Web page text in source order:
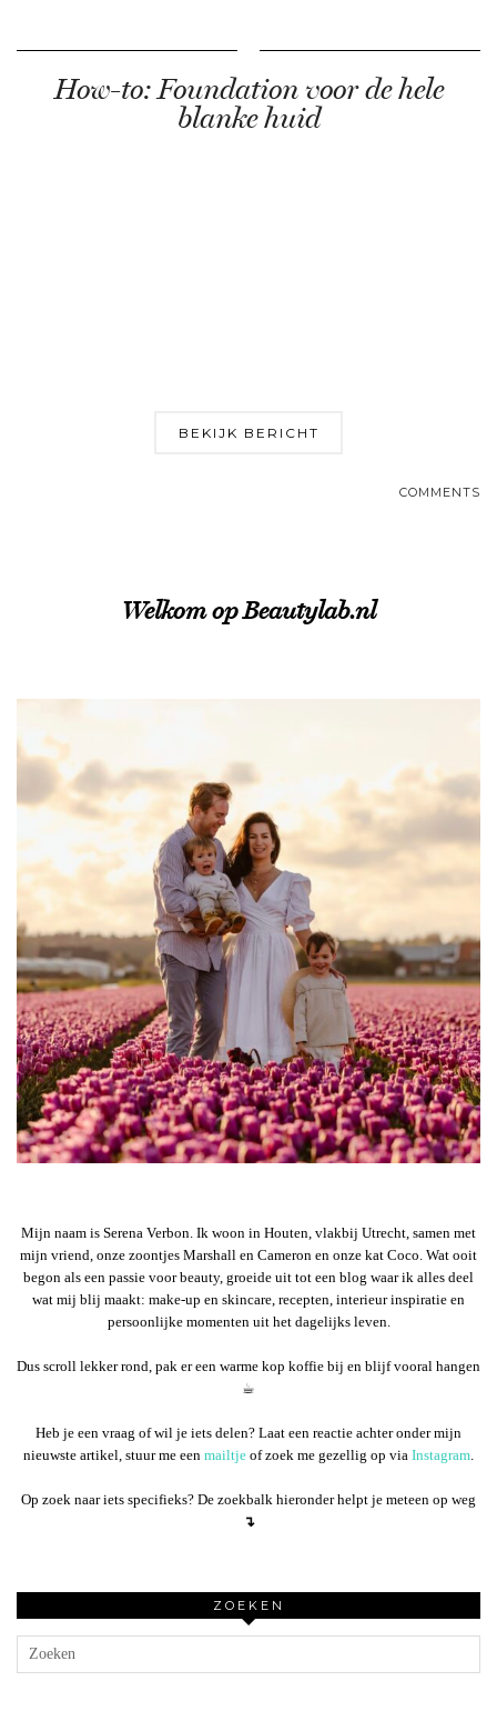
How-to: Foundation voor de hele
blanke huid
BEKIJK BERICHT
COMMENTS
Welkom op Beautylab.nl
Mijn naam is Serena Verbon. Ik woon in Houten, vlakbij Utrecht, samen met
mijn vriend, onze zoontjes Marshall en Cameron en onze kat Coco. Wat ooit
begon als een passie voor beauty, groeide uit tot een blog waar ik alles deel
wat mij blij maakt: make-up en skincare, recepten, interieur inspiratie en
persoonlijke momenten uit het dagelijks leven.
Dus scroll lekker rond, pak er een warme kop koffie bij en blijf vooral hangen
☕︎
Heb je een vraag of wil je iets delen? Laat een reactie achter onder mijn
nieuwste artikel, stuur me een mailtje of zoek me gezellig op via Instagram
Op zoek naar iets specifieks? De zoekbalk hieronder helpt je meteen op weg
↴
ZOEKEN